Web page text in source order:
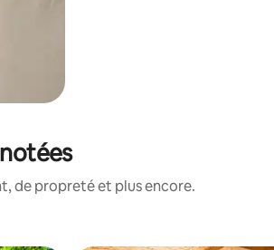
de propreté et plus encore.